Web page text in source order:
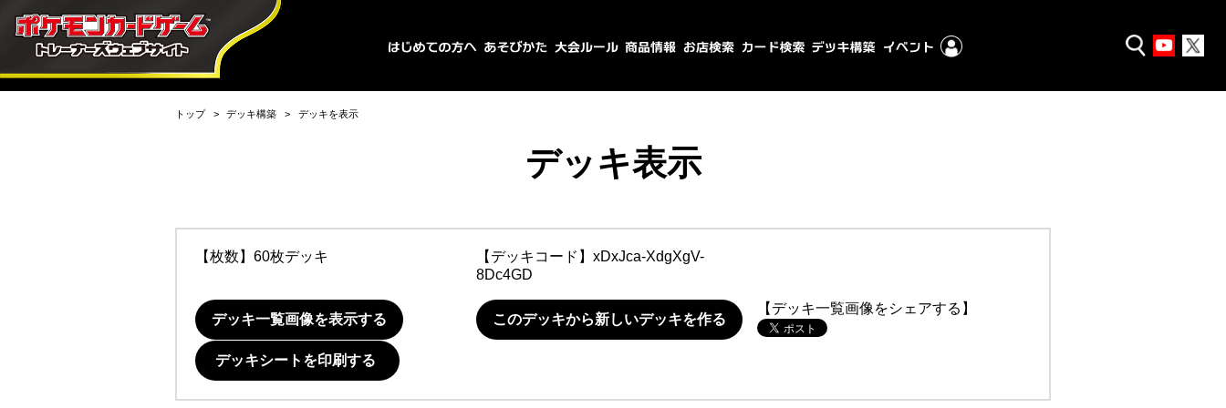
トップ デッキ構築 デッキを表示
デッキ表示
【枚数】60枚デッキ 【デッキコード】 xDxJca-XdgXgV-
8Dc4GD
デッキ一覧画像を表示する このデッキから新しいデッキを作る
【デッキ一覧画像をシェアする】
デッキシートを印刷する